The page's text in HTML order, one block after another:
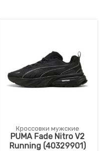
Кроссовки мужские
PUMA Fade Nitro V2
Running (40329901)